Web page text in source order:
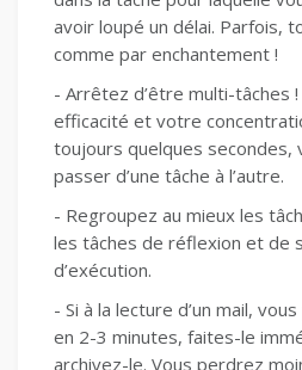
avoir loupé un délai. Parfois,
comme par enchantement !
- Arrêtez d’être multi-tâches
efficacité et votre
toujours quelques secondes,
passer d’une tâche à l’autre.
- Regroupez au mieux les
les tâches de réflexion et de
d’exécution.
- Si à la lecture d’un mail,
en 2-3 minutes, faites-le
archivez-le. Vous perdrez